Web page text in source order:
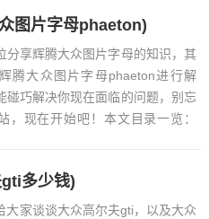
图片字母phaeton)
分享辉腾大众图片字母的知识，其
腾大众图片字母phaeton进行解
碰巧解决你现在面临的问题，别忘
，现在开始吧！本文目录一览：
多少钱)
大家谈谈大众高尔夫gti，以及大众